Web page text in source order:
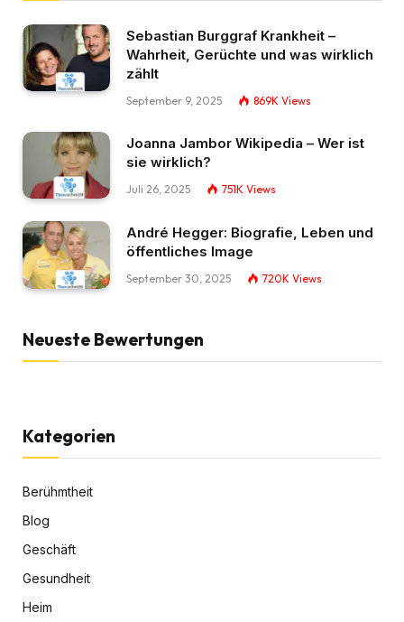
Sebastian Burggraf Krankheit –
Wahrheit, Gerüchte und was wirklich
zählt
September 9, 2025 869K Views
Joanna Jambor Wikipedia – Wer ist
sie wirklich?
Juli 26, 2025 751K Views
André Hegger: Biografie, Leben und
öffentliches Image
September 30, 2025 720K Views
Neueste Bewertungen
Kategorien
Berühmtheit
Blog
Geschäft
Gesundheit
Heim